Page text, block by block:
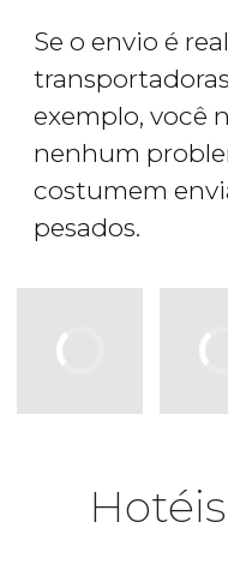
Se o envio é
exemplo, você
nenhum
costumem
pesados.